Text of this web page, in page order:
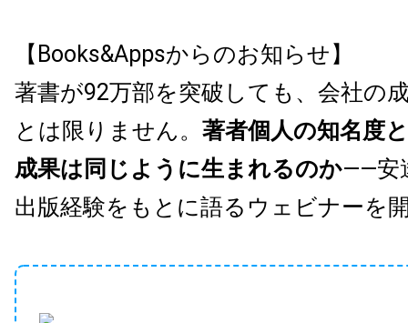
【Books&Appsからのお知らせ】
著書が92万部を突破しても、会社の
とは限りません。 著者個人の知名度
成果は同じように生まれるのか——安
出版経験をもとに語るウェビナーを